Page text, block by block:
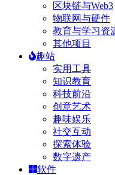
区块链与Web3
物联网与硬件
教育与学习资
其他项目
趣站
实用工具
知识教育
科技前沿
创意艺术
趣味娱乐
社交互动
探索体验
数字遗产
软件